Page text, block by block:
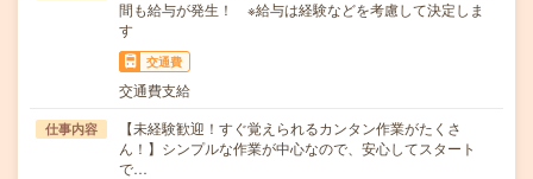
間も給与が発生！ ※給与は経験などを考慮して決定しま
す
交通費
交通費支給
仕事内容
【未経験歓迎！すぐ覚えられるカンタン作業がたくさ
ん！】シンプルな作業が中心なので、安心してスタート
で…